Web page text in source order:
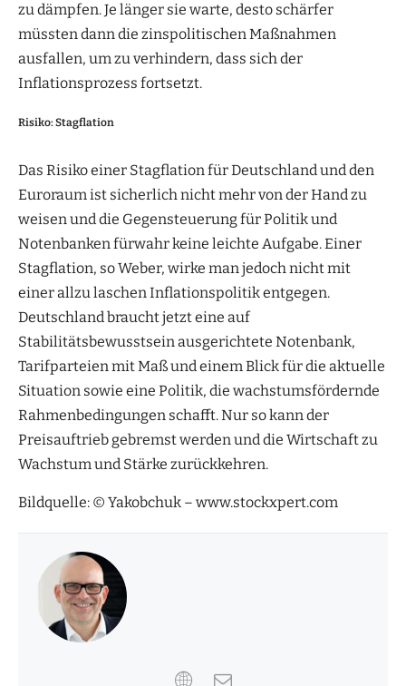
zu dämpfen. Je länger sie warte, desto schärfer
müssten dann die zinspolitischen Maßnahmen
ausfallen, um zu verhindern, dass sich der
Inflationsprozess fortsetzt.
Risiko: Stagflation
Das Risiko einer Stagflation für Deutschland und den
Euroraum ist sicherlich nicht mehr von der Hand zu
weisen und die Gegensteuerung für Politik und
Notenbanken fürwahr keine leichte Aufgabe. Einer
Stagflation, so Weber, wirke man jedoch nicht mit
einer allzu laschen Inflationspolitik entgegen.
Deutschland braucht jetzt eine auf
Stabilitätsbewusstsein ausgerichtete Notenbank,
Tarifparteien mit Maß und einem Blick für die aktuelle
Situation sowie eine Politik, die wachstumsfördernde
Rahmenbedingungen schafft. Nur so kann der
Preisauftrieb gebremst werden und die Wirtschaft zu
Wachstum und Stärke zurückkehren.
Bildquelle: © Yakobchuk – www.stockxpert.com